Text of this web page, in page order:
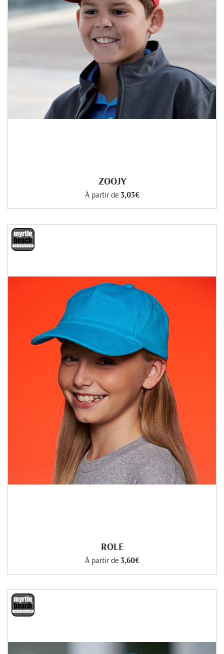
ZOOJY
À partir de 3,03€
ROLE
À partir de 3,60€